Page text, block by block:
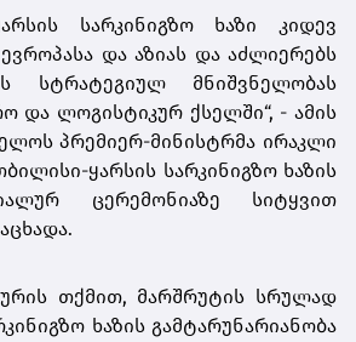
სარკინიგზო ხაზი კიდევ
და აზიას და აძლიერებს
სტრატეგიულ მნიშვნელობას
და ლოგისტიკურ ქსელში“, - ამის
პრემიერ-მინისტრმა ირაკლი
ყარსის სარკინიგზო ხაზის
ცერემონიაზე სიტყვით
თქმით, მარშრუტის სრულად
ხაზის გამტარუნარიანობა